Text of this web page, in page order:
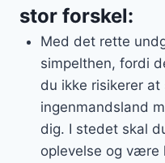
stor forskel:
Med det rette
simpelthen, fordi
du ikke risikerer
ingenmandsland
dig. I stedet skal
oplevelse og være